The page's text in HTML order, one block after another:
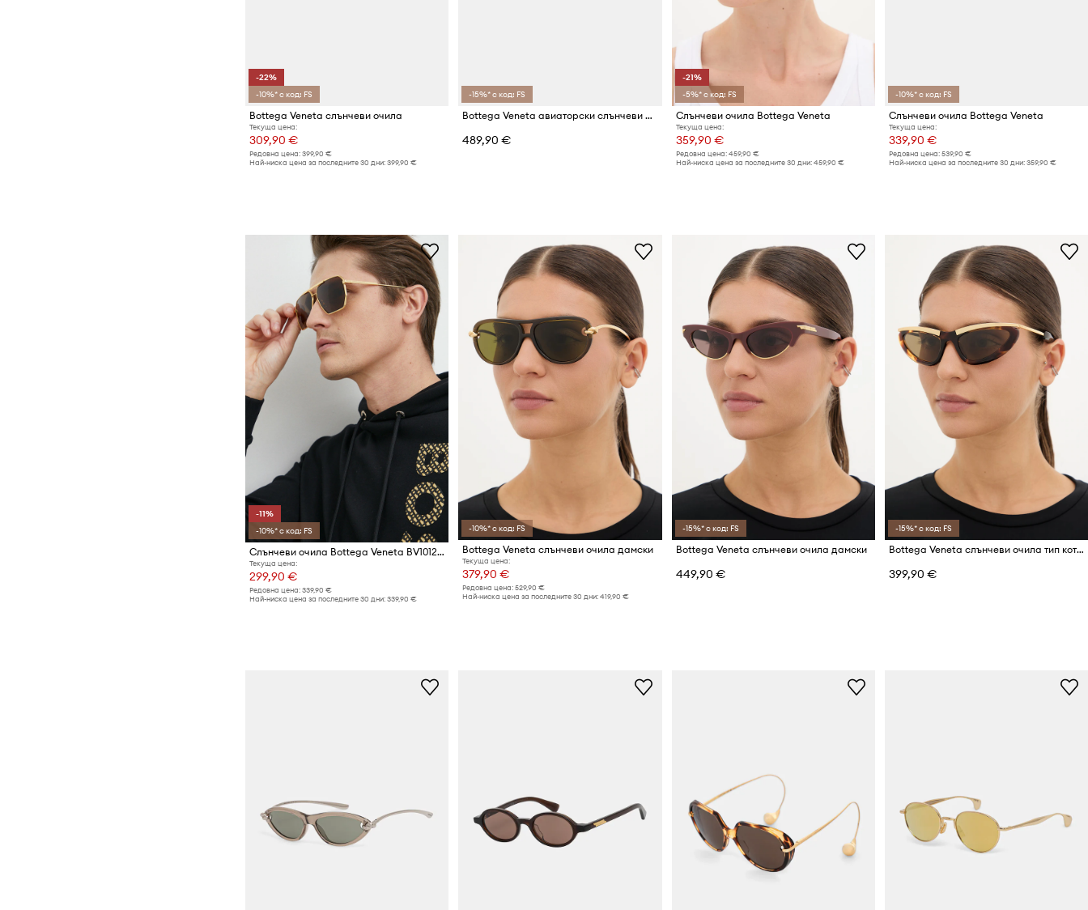
-22%
-10%* с код: FS
Bottega Veneta слънчеви очила
Текуща цена:
309,90 €
Редовна цена: 399,90 €
Най-ниска цена за последните 30 дни: 399,90 €
-15%* с код: FS
Bottega Veneta авиаторски слънчеви очила мъжки
489,90 €
-21%
-5%* с код: FS
Слънчеви очила Bottega Veneta
Текуща цена:
359,90 €
Редовна цена: 459,90 €
Най-ниска цена за последните 30 дни: 459,90 €
-10%* с код: FS
Слънчеви очила Bottega Veneta
Текуща цена:
339,90 €
Редовна цена: 539,90 €
Най-ниска цена за последните 30 дни: 359,90 €
-11%
-10%* с код: FS
Слънчеви очила Bottega Veneta BV1012S
Текуща цена:
299,90 €
Редовна цена: 339,90 €
Най-ниска цена за последните 30 дни: 339,90 €
-10%* с код: FS
Bottega Veneta слънчеви очила дамски
Текуща цена:
379,90 €
Редовна цена: 529,90 €
Най-ниска цена за последните 30 дни: 419,90 €
-15%* с код: FS
Bottega Veneta слънчеви очила дамски
449,90 €
-15%* с код: FS
Bottega Veneta слънчеви очила тип котешко око дамски
399,90 €